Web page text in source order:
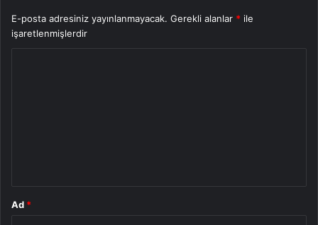
E-posta adresiniz yayınlanmayacak. Gerekli alanlar * ile
işaretlenmişlerdir
Ad *